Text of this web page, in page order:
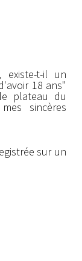
existe-t-il un
18 ans"
plateau du
sincères
sur un